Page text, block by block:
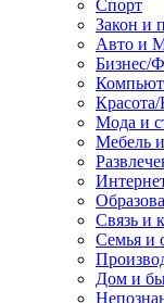
Спорт
Закон и
Авто и
Бизнес/
Мода и
Мебель
Связь и
Семья и
Дом и